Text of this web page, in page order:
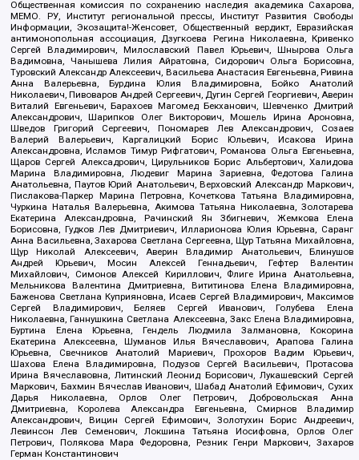
Общественная комиссия по сохранению наследия академика Сахарова,
МЕМО. РУ, Институт региональной прессы, Институт Развития Свободы
Информации, Экозащита!-Женсовет, Общественный вердикт, Евразийская
антимонопольная ассоциация, Дзугкоева Регина Николаевна, Кривенко
Сергей Владимирович, Милославский Павел Юрьевич, Шнырова Ольга
Вадимовна, Чанышева Лилия Айратовна, Сидорович Ольга Борисовна,
Туровский Александр Алексеевич, Васильева Анастасия Евгеньевна, Ривина
Анна Валерьевна, Бурдина Юлия Владимировна, Бойко Анатолий
Николаевич, Пивоваров Андрей Сергеевич, Дугин Сергей Георгиевич, Аверин
Виталий Евгеньевич, Барахоев Магомед Бекханович, Шевченко Дмитрий
Александрович, Шарипков Олег Викторович, Мошель Ирина Ароновна,
Шведов Григорий Сергеевич, Пономарев Лев Александрович, Созаев
Валерий Валерьевич, Каргалицкий Борис Юльевич, Исакова Ирина
Александровна, Исламов Тимур Рифгатович, Романова Ольга Евгеньевна,
Щаров Сергей Алексадрович, Цирульников Борис Альбертович, Халидова
Марина Владимировна, Людевиг Марина Зариевна, Федотова Галина
Анатольевна, Паутов Юрий Анатольевич, Верховский Александр Маркович,
Пислакова-Паркер Марина Петровна, Кочеткова Татьяна Владимировна,
Чуркина Наталья Валерьевна, Акимова Татьяна Николаевна, Золотарева
Екатерина Александровна, Рачинский Ян Збигневич, Жемкова Елена
Борисовна, Гудков Лев Дмитриевич, Илларионова Юлия Юрьевна, Саранг
Анна Васильевна, Захарова Светлана Сергеевна, Щур Татьяна Михайловна,
Щур Николай Алексеевич, Аверин Владимир Анатольевич, Блинушов
Андрей Юрьевич, Мосин Алексей Геннадьевич, Гефтер Валентин
Михайлович, Симонов Алексей Кириллович, Флиге Ирина Анатольевна,
Мельникова Валентина Дмитриевна, Вититинова Елена Владимировна,
Баженова Светлана Куприяновна, Исаев Сергей Владимирович, Максимов
Сергей Владимирович, Беляев Сергей Иванович, Голубева Елена
Николаевна, Ганнушкина Светлана Алексеевна, Закс Елена Владимировна,
Буртина Елена Юрьевна, Гендель Людмила Залмановна, Кокорина
Екатерина Алексеевна, Шуманов Илья Вячеславович, Арапова Галина
Юрьевна, Свечников Анатолий Мариевич, Прохоров Вадим Юрьевич,
Шахова Елена Владимировна, Подузов Сергей Васильевич, Протасова
Ирина Вячеславовна, Литинский Леонид Борисович, Лукашевский Сергей
Маркович, Бахмин Вячеслав Иванович, Шабад Анатолий Ефимович, Сухих
Дарья Николаевна, Орлов Олег Петрович, Добровольская Анна
Дмитриевна, Королева Александра Евгеньевна, Смирнов Владимир
Александрович, Вицин Сергей Ефимович, Золотухин Борис Андреевич,
Левинсон Лев Семенович, Локшина Татьяна Иосифовна, Орлов Олег
Петрович, Полякова Мара Федоровна, Резник Генри Маркович, Захаров
Герман Константинович